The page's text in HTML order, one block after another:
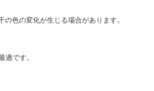
色の変化が生じる場合があります。
です。